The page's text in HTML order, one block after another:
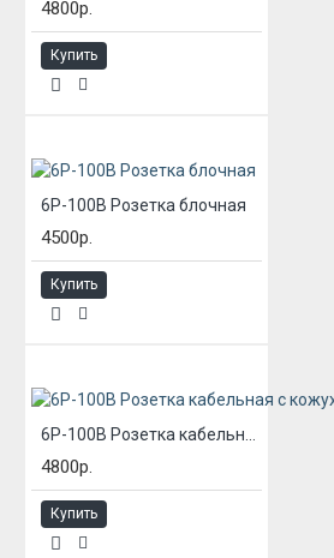
4800р.
Купить
6Р-100В Розетка блочная
4500р.
Купить
4800р.
Купить